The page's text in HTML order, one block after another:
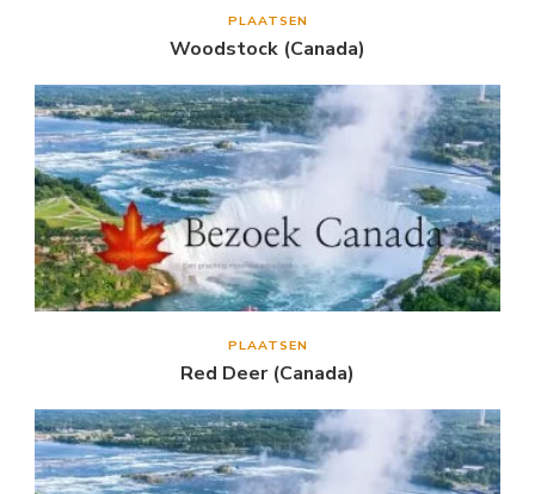
PLAATSEN
Woodstock (Canada)
PLAATSEN
Red Deer (Canada)